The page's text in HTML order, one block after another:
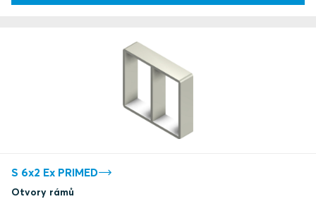
S 6x2 Ex PRIMED
Otvory rámů